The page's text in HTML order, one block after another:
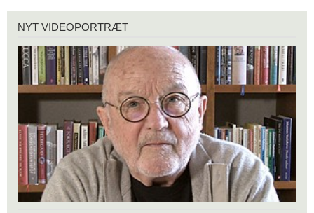
videoportræt
NYT VIDEOPORTRÆT